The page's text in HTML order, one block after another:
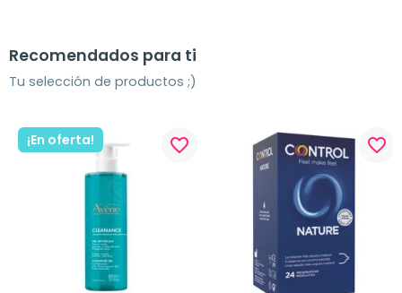
Recomendados para ti
Tu selección de productos ;)
¡En oferta! favorite_border favorite_border